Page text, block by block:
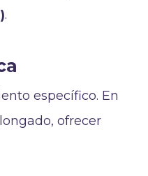
.
específico. En
ofrecer